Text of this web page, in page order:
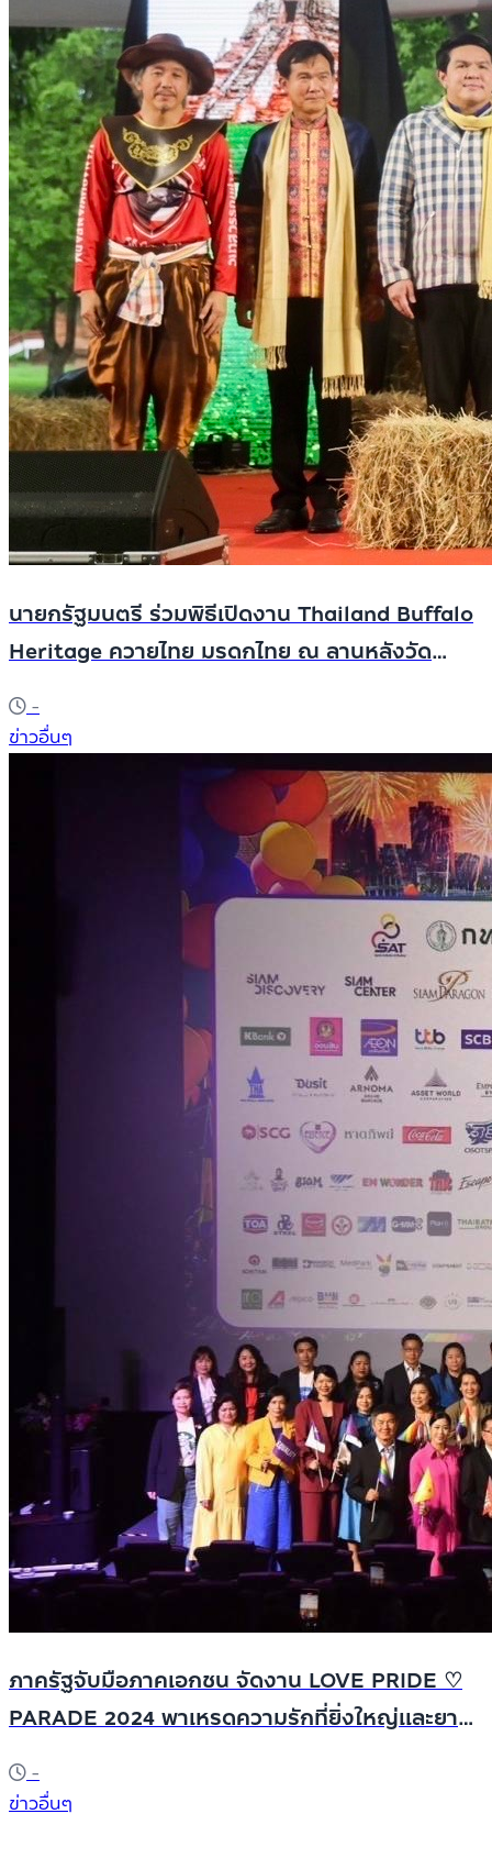
นายกรัฐมนตรี ร่วมพิธีเปิดงาน Thailand Buffalo
Heritage ควายไทย มรดกไทย ณ ลานหลังวัด
มหาธาตุและวัดหลังคาขาว อุทยานประวัติศาสตร์
พระนครศรีอยุธยา
-
ข่าวอื่นๆ
ภาครัฐจับมือภาคเอกชน จัดงาน LOVE PRIDE ♡
PARADE 2024 พาเหรดความรักที่ยิ่งใหญ่และยาว
ที่สุดในเอเชีย 6 กิโลเมตร เฉลิมฉลองส่งท้ายเดือน
แห่งเทศกาล PRIDE ในประเทศไทย
-
ข่าวอื่นๆ